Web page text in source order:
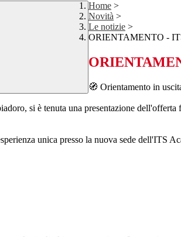
Home >
Novità >
Le notizie >
ORIENTAMENTO -
🧭 Orientamento in
si è tenuta una presentazione
unica presso la nuova sede dell'ITS